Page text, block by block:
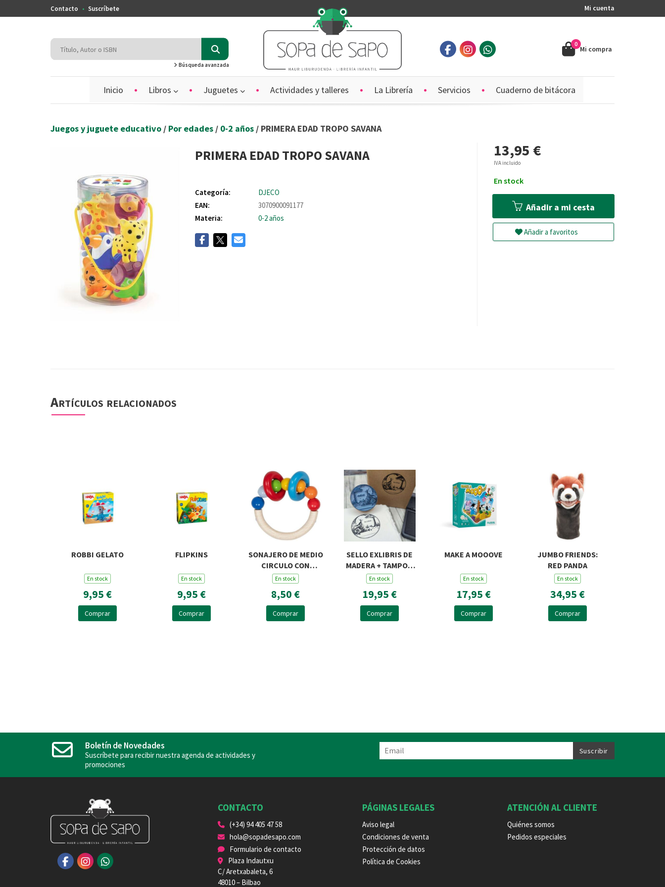
Mi cuenta
Contacto Suscríbete
Búsqueda avanzada
Mi compra
0
Inicio Libros Juguetes Actividades y talleres La Librería Servicios Cuaderno de bitácora
Juegos y juguete educativo / Por edades / 0-2 años / PRIMERA EDAD TROPO SAVANA
PRIMERA EDAD TROPO SAVANA
Categoría:
DJECO
EAN:
3070900091177
Materia:
0-2 años
13,95 €
IVA incluido
En stock
Añadir a mi cesta
Añadir a favoritos
Artículos relacionados
ROBBI GELATO
En stock
9,95 €
Comprar
FLIPKINS
En stock
9,95 €
Comprar
SONAJERO DE MEDIO
CIRCULO CON
PERLAS Y DOS
En stock
8,50 €
Comprar
SELLO EXLIBRIS DE
MADERA + TAMPON
ROSA Y ZORRO R45
En stock
19,95 €
Comprar
MAKE A MOOOVE
En stock
17,95 €
Comprar
JUMBO FRIENDS:
RED PANDA
En stock
34,95 €
Comprar
Boletín de Novedades
Suscríbete para recibir nuestra agenda de actividades y
promociones
CONTACTO
(+34) 94 405 47 58
hola@sopadesapo.com
Formulario de contacto
Plaza Indautxu
C/ Aretxabaleta, 6
48010 – Bilbao
PÁGINAS LEGALES
Aviso legal
Condiciones de venta
Protección de datos
Política de Cookies
ATENCIÓN AL CLIENTE
Quiénes somos
Pedidos especiales